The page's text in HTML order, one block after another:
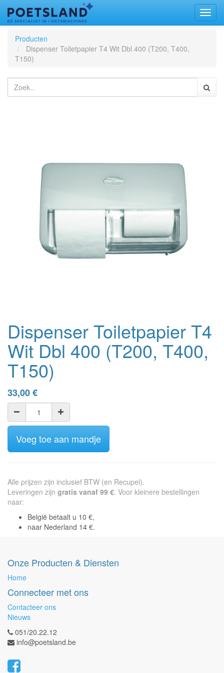
Producten
Dispenser Toiletpapier T4 Wit Dbl 400 (T200, T400,
T150)
Dispenser Toiletpapier T4
Wit Dbl 400 (T200, T400,
T150)
33,00€
Voeg toe aan mandje
Alle prijzen zijn inclusief BTW (en Recupel).
Leveringen zijn gratis vanaf 99 €. Voor kleinere bestellingen
naar:
België betaalt u 10 €,
naar Nederland 14 €.
Onze Producten & Diensten
Home
Connecteer met ons
Contacteer ons
Nieuws
051/20.22.12
info@poetsland.be